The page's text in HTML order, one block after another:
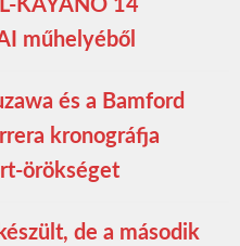
KAYANO 14
műhelyéből
és a Bamford
kronográfja
örökséget
de a második